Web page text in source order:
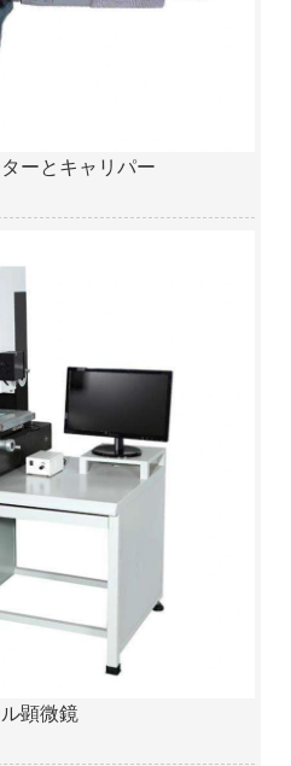
ーとキャリパー
顕微鏡